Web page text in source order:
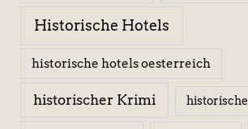
Historische Hotels
historische hotels oesterreich
historischer Krimi